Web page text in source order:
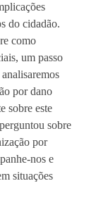
do cidadão.
como
um passo
por dano
sobre este
sobre
por
nos e
situações